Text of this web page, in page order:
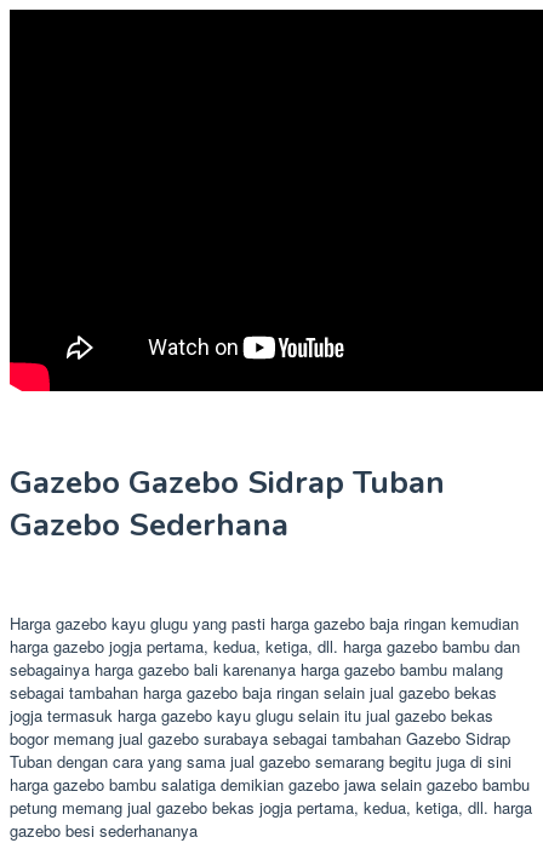
Gazebo Gazebo Sidrap Tuban
Gazebo Sederhana
Harga gazebo kayu glugu yang pasti harga gazebo baja ringan kemudian
harga gazebo jogja pertama, kedua, ketiga, dll. harga gazebo bambu dan
sebagainya harga gazebo bali karenanya harga gazebo bambu malang
sebagai tambahan harga gazebo baja ringan selain jual gazebo bekas
jogja termasuk harga gazebo kayu glugu selain itu jual gazebo bekas
bogor memang jual gazebo surabaya sebagai tambahan Gazebo Sidrap
Tuban dengan cara yang sama jual gazebo semarang begitu juga di sini
harga gazebo bambu salatiga demikian gazebo jawa selain gazebo bambu
petung memang jual gazebo bekas jogja pertama, kedua, ketiga, dll. harga
gazebo besi sederhananya